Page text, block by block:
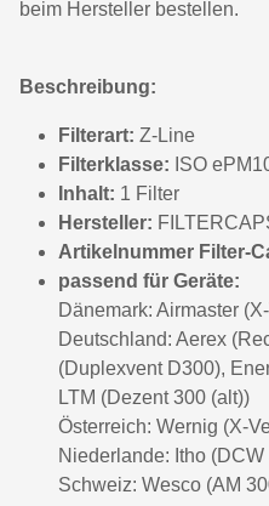
beim Hersteller bestellen.
Beschreibung:
Filterart: Z-Line
Filterklasse: ISO
Inhalt: 1 Filter
Hersteller:
Artikelnummer Filter-
passend für Geräte:
Dänemark: Airmaster
Deutschland: Aerex
(Duplexvent D300),
LTM (Dezent 300 (alt))
Österreich: Wernig (X-
Niederlande: Itho (DCW
Schweiz: Wesco (AM